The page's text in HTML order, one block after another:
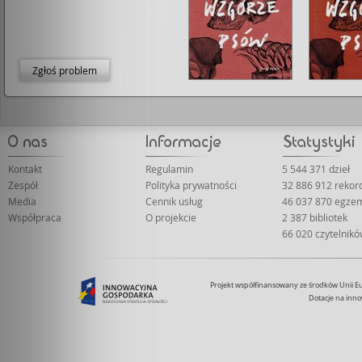
kara, dobro i zło, stale się tu ze sobą przeplatają.
pisarz, traktujący Biblię jako matrycę dla kolejnych
wątków, które podaje w popkulturowym wydaniu. Jego
powieść dowodzi, że przemoc nigdy nie stwarza
wyrównanie krzywd.
Zgłoś problem
Kontakt
Zespół
Media
Współpraca
Regulamin
Polityka prywatności
Cennik usług
O projekcie
5 544 371 dzieł
32 886 912
46 037 870
2 387 bibliotek
66 020
Projekt współfinansowany ze środków Unii
Dotacje na